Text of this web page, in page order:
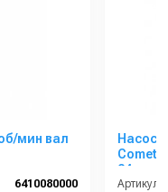
мин вал
6410080000
Насос
Comet
24мм
Артикул: